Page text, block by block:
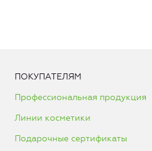
ПОКУПАТЕЛЯМ
Профессиональная продукция
Линии косметики
Подарочные сертификаты